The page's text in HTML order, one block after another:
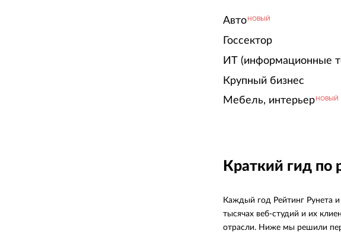
Авто НОВЫЙ
Госсектор
ИТ (информационные
Крупный бизнес
Мебель, интерьер НОВЫЙ
Краткий гид по
Каждый год Рейтинг Рунета
тысячах веб-студий и их
отрасли. Ниже мы решили